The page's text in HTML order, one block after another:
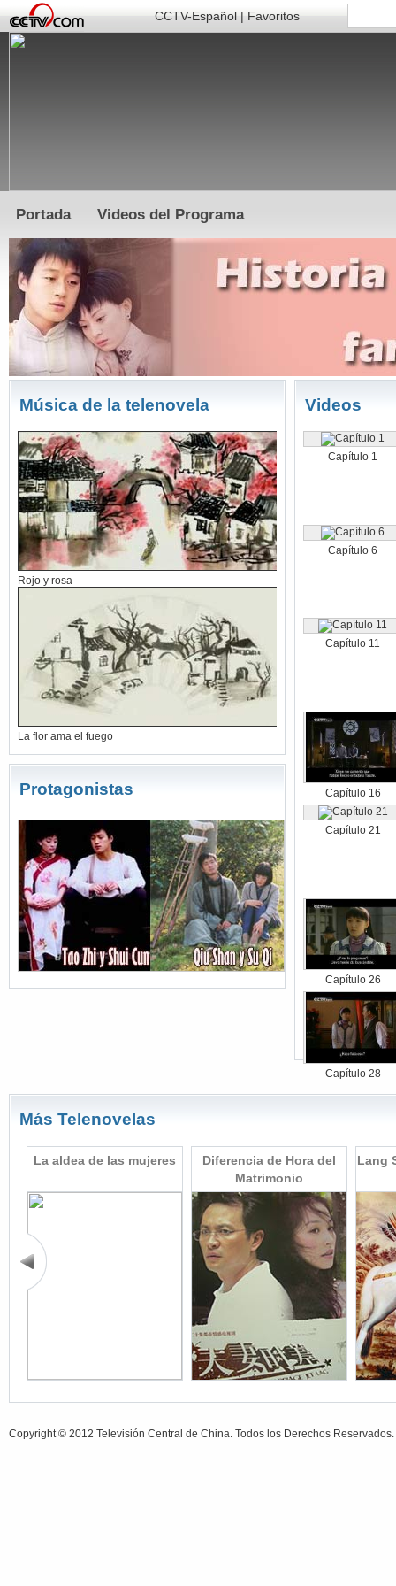
CCTV-Español|Favoritos
Portada Videos del Programa
Música de la telenovela
Rojo y rosa
La flor ama el fuego
Protagonistas
Videos
Capítulo 1
Capítulo 6
Capítulo 11
Capítulo 16
Capítulo 21
Capítulo 26
Capítulo 28
Más Telenovelas
La aldea de las mujeres
Diferencia de Hora del
Matrimonio
Lang
Copyright © 2012 Televisión Central de China. Todos los Derechos Reservados.